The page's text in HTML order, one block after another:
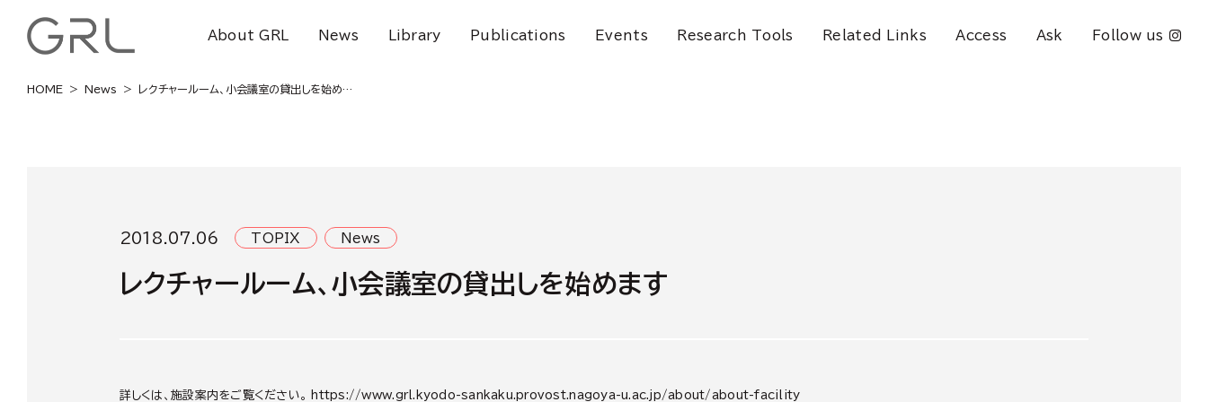
About GRL News Library Publications Events Research Tools Related Links Access Ask Follow us
HOME News
レクチャールーム、小会議室の貸出しを始めま
2018.07.06 TOPIX News
レクチャールーム、小会議室の貸出しを始めます
詳しくは、施設案内をご覧ください。 https://www.grl.kyodo-sankaku.provost.nagoya-u.ac.jp/about/about-facility